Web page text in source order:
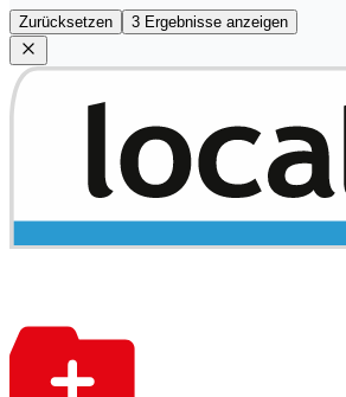
Zurücksetzen 3 Ergebnisse anzeigen